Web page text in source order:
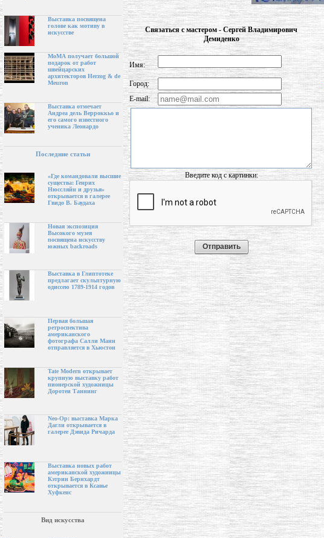
Выставка посвящена
голове как мотиву в
искусстве
МоМА получает большой
подарок от работ
швейцарских
архитекторов Herzog & de
Meuron
Выставка отмечает
Андреа дель Верроккьо и
его самого известного
ученика Леонардо
Последние статьи
«Где командовали высшие
существа: Генрих
Нюссляйн и друзья»
открывается в галерее
Гвидо В. Баудаха
Новая экспозиция
Высокого музея
посвящена искусству
южных backroads
Выставка в Глиптотеке
предлагает скульптурную
одиссею 1789-1914 годов
Первая большая
ретроспектива
американского
фотографа Салли Манн
отправляется в Хьюстон
Tate Modern открывает
крупную выставку работ
пионерской художницы
Доротеи Таннинг
Neo-Op: выставка Марка
Дагли открывается в
галерее Дэвида Ричарда
Выставка новых работ
американской художницы
Кэтрин Бернхардт
открывается в Ксавье
Хуфкенс
Вид искусства
Связаться с мастером - Сергей Владимирович
Демиденко
Имя:
Город:
E-mail:
Введите код с картинки: